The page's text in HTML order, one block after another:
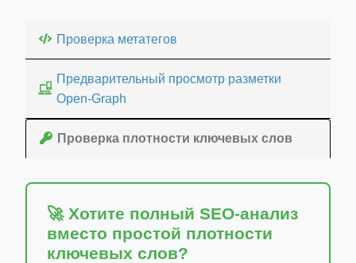
Проверка метатегов
Предварительный просмотр разметки
Open-Graph
Проверка плотности ключевых слов
🚀 Хотите полный SEO-анализ
вместо простой плотности
ключевых слов?